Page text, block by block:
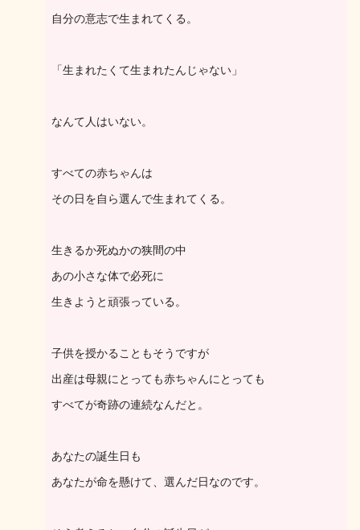
自分の意志で生まれてくる。
「生まれたくて生まれたんじゃない」
なんて人はいない。
すべての赤ちゃんは
その日を自ら選んで生まれてくる。
生きるか死ぬかの狭間の中
あの小さな体で必死に
生きようと頑張っている。
子供を授かることもそうですが
出産は母親にとっても赤ちゃんにとっても
すべてが奇跡の連続なんだと。
あなたの誕生日も
あなたが命を懸けて、選んだ日なのです。